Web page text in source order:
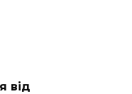
від